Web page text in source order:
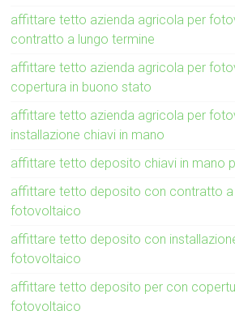
affittare tetto azienda agricola per
contratto a lungo termine
affittare tetto azienda agricola per
copertura in buono stato
affittare tetto azienda agricola per
installazione chiavi in mano
affittare tetto deposito chiavi in mano
affittare tetto deposito con contratto a
fotovoltaico
affittare tetto deposito con
fotovoltaico
affittare tetto deposito per con
fotovoltaico